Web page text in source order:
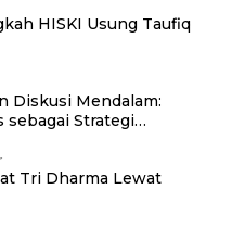
HISKI Usung Taufiq
Diskusi Mendalam:
sebagai Strategi
Tri Dharma Lewat